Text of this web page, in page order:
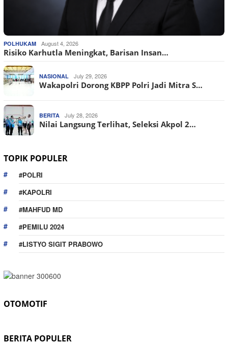
POLHUKAM August 4, 2026
Risiko Karhutla Meningkat, Barisan Insan…
NASIONAL July 29, 2026
Wakapolri Dorong KBPP Polri Jadi Mitra S…
BERITA July 28, 2026
Nilai Langsung Terlihat, Seleksi Akpol 2…
TOPIK POPULER
#POLRI
#KAPOLRI
#MAHFUD MD
#PEMILU 2024
#LISTYO SIGIT PRABOWO
OTOMOTIF
BERITA POPULER